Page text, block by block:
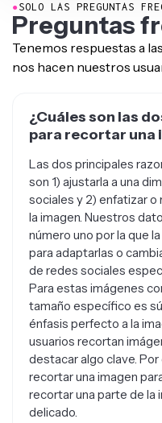
Tenemos respuestas a
nos hacen nuestros
Las dos principales
sociales y 2) enfatizar o
la imagen. Nuestros
número uno por la que
para adaptarlas o
de redes sociales
Para estas imágenes
tamaño específico es
énfasis perfecto a la
usuarios recortan
destacar algo clave.
recortar una imagen
recortar una parte de la
delicado.